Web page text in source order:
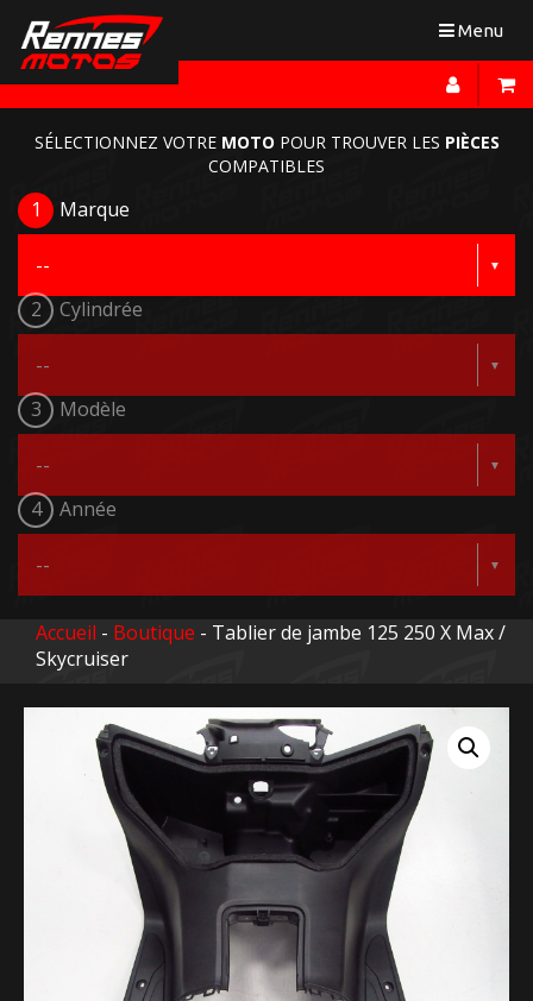
Toggle
Menu
SÉLECTIONNEZ VOTRE MOTO POUR TROUVER LES PIÈCES
COMPATIBLES
1 Marque
2 Cylindrée
3 Modèle
4 Année
Accueil - Boutique - Tablier de jambe 125 250 X Max /
Skycruiser